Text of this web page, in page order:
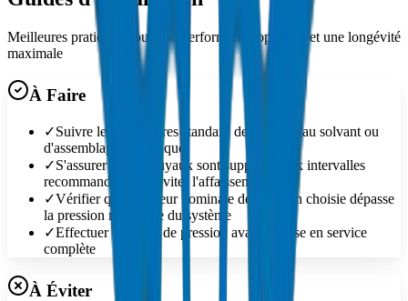
Meilleures pratiques pour une performance optimale et une longévité
maximale
À Faire
✓Suivre les procédures standard de soudage au solvant ou
d'assemblage mécanique
✓S'assurer que les tuyaux sont supportés aux intervalles
recommandés pour éviter l'affaissement
✓Vérifier que la valeur nominale de pression choisie dépasse
la pression maximale du système
✓Effectuer des tests de pression avant la mise en service
complète
À Éviter